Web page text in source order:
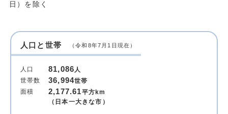
日）を除く
人口と世帯 （令和8年7月1日現在）
人口 81,086人
世帯数
36,994世帯
面積
2,177.61平方km
（日本一大きな市）